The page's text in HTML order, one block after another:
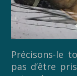
Précisons-le
pas d’être